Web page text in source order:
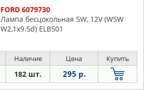
FORD 6079730
Лампа бесцокольная 5W, 12V (W5W
W2,1x9.5d) ELB501
Наличие Цена Купить
182 шт. 295 р.